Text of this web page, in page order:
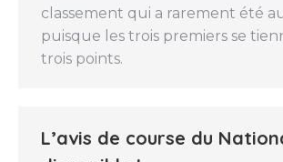
classement qui a rarement été
puisque les trois premiers se
trois points.
L’avis de course du